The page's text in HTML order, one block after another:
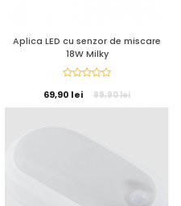
Aplica LED cu senzor de miscare
18W Milky
69,90 lei 99,90 lei